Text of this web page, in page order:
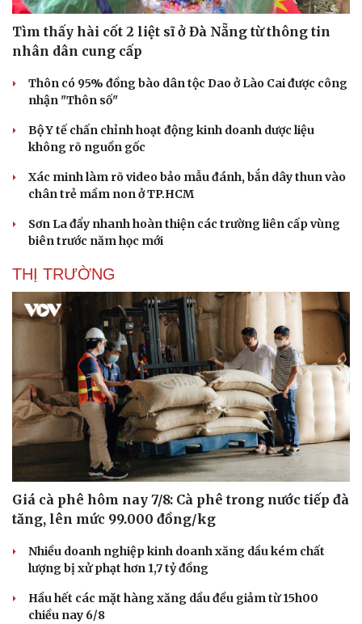
Doanh nghiệp
Thông tin doanh nghiệp
Doanh nghiệp 24h
Doanh nhân
Vì cộng đồng
Trải nghiệm
Chuyển đổi số
Tìm thấy hài cốt 2 liệt sĩ ở Đà Nẵng từ thông tin
nhân dân cung cấp
Thôn có 95% đồng bào dân tộc Dao ở Lào Cai được công
nhận "Thôn số"
Bộ Y tế chấn chỉnh hoạt động kinh doanh dược liệu
không rõ nguồn gốc
Xác minh làm rõ video bảo mẫu đánh, bắn dây thun vào
chân trẻ mầm non ở TP.HCM
Sơn La đẩy nhanh hoàn thiện các trường liên cấp vùng
biên trước năm học mới
THỊ TRƯỜNG
Giá cà phê hôm nay 7/8: Cà phê trong nước tiếp đà
tăng, lên mức 99.000 đồng/kg
Nhiều doanh nghiệp kinh doanh xăng dầu kém chất
lượng bị xử phạt hơn 1,7 tỷ đồng
Hầu hết các mặt hàng xăng dầu đều giảm từ 15h00
chiều nay 6/8